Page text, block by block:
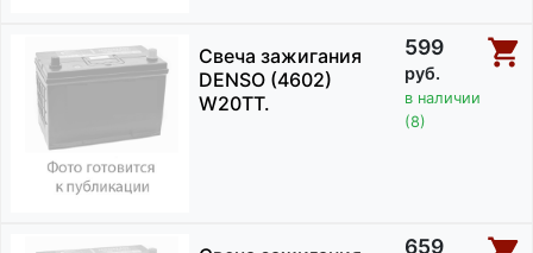
Свеча зажигания
DENSO (4602)
W20TT.
599
руб.
в наличии
(8)
659